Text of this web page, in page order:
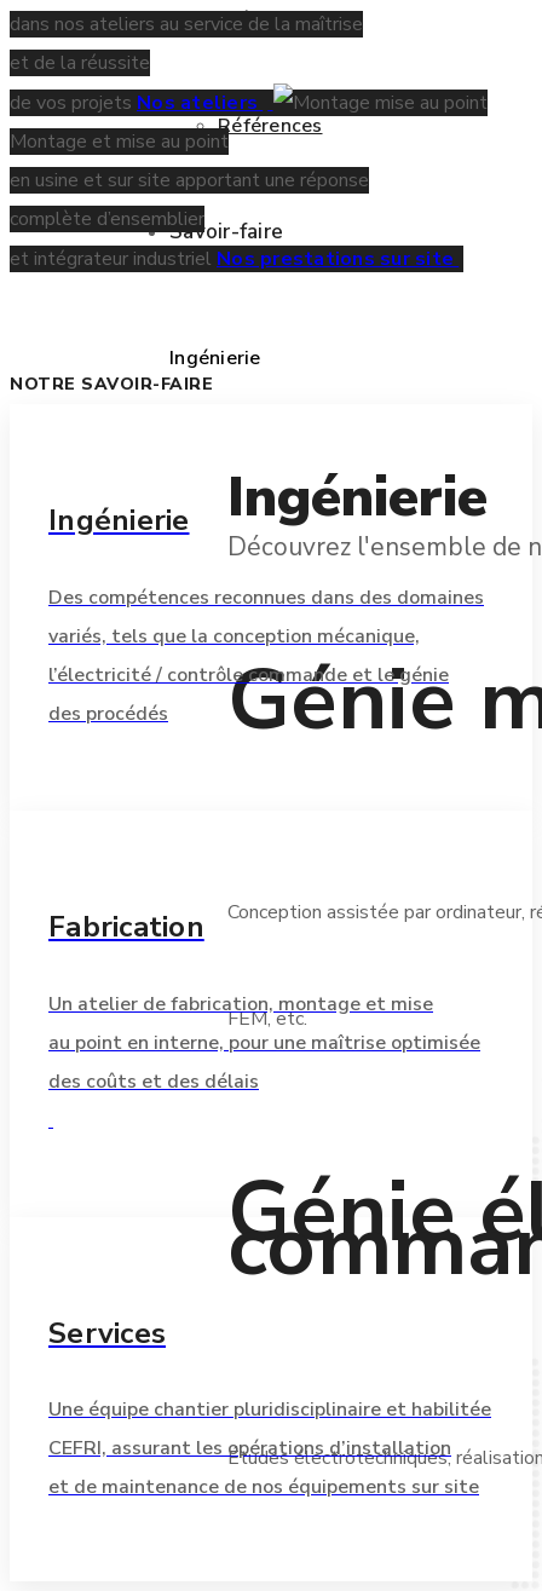
Présentation
Références
Savoir-faire
Ingénierie
Ingénierie
Découvrez l'ensemble de
Génie
Conception assistée par ordinateur,
FEM, etc.
Génie
Études électrotechniques,
dans nos ateliers au service de la maîtrise
et de la réussite
de vos projets Nos ateliers
Montage et mise au point
en usine et sur site apportant une réponse
complète d’ensemblier
et intégrateur industriel Nos prestations sur site
NOTRE SAVOIR-FAIRE
Ingénierie
Des compétences reconnues dans des domaines
variés, tels que la conception mécanique,
l’électricité / contrôle commande et le génie
des procédés
Fabrication
Un atelier de fabrication, montage et mise
au point en interne, pour une maîtrise optimisée
des coûts et des délais
Services
Une équipe chantier pluridisciplinaire et habilitée
CEFRI, assurant les opérations d’installation
et de maintenance de nos équipements sur site